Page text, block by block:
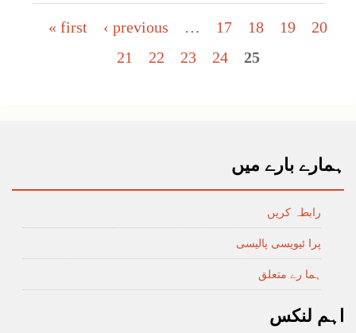
Pages
« first ‹ previous … 17 18 19
20
21
22 23 24 25
ہمارے بارے میں
رابطہ کریں
پرا ئیویسی پالیسی
ہما رے متعلق
اہم لنکس